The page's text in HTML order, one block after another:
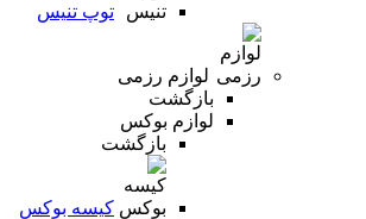
توپ تنیس
لوازم رزمی
بازگشت
لوازم بوکس
بازگشت
کیسه بوکس